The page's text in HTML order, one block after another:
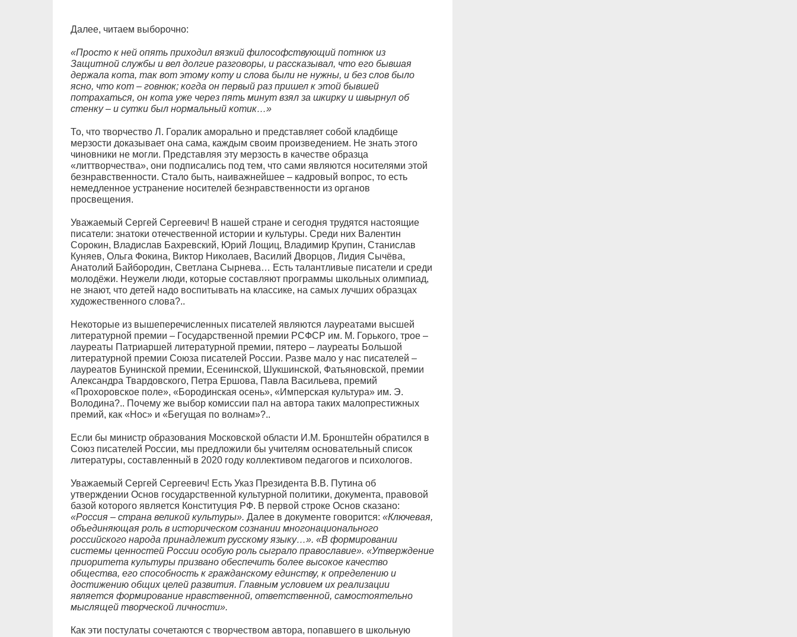
Далее, читаем выборочно:
«Просто к ней опять приходил вязкий философствующий потнюк из
Защитной службы и вел долгие разговоры, и рассказывал, что его бывшая
держала кота, так вот этому коту и слова были не нужны, и без слов было
ясно, что кот – говнюк; когда он первый раз пришел к этой бывшей
потрахаться, он кота уже через пять минут взял за шкирку и швырнул об
стенку – и сутки был нормальный котик…»
То, что творчество Л. Горалик аморально и представляет собой кладбище
мерзости доказывает она сама, каждым своим произведением. Не знать этого
чиновники не могли. Представляя эту мерзость в качестве образца
«литтворчества», они подписались под тем, что сами являются носителями этой
безнравственности. Стало быть, наиважнейшее – кадровый вопрос, то есть
немедленное устранение носителей безнравственности из органов
просвещения.
Уважаемый Сергей Сергеевич! В нашей стране и сегодня трудятся настоящие
писатели: знатоки отечественной истории и культуры. Среди них Валентин
Сорокин, Владислав Бахревский, Юрий Лощиц, Владимир Крупин, Станислав
Куняев, Ольга Фокина, Виктор Николаев, Василий Дворцов, Лидия Сычёва,
Анатолий Байбородин, Светлана Сырнева… Есть талантливые писатели и среди
молодёжи. Неужели люди, которые составляют программы школьных олимпиад,
не знают, что детей надо воспитывать на классике, на самых лучших образцах
художественного слова?..
Некоторые из вышеперечисленных писателей являются лауреатами высшей
литературной премии – Государственной премии РСФСР им. М. Горького, трое –
лауреаты Патриаршей литературной премии, пятеро – лауреаты Большой
литературной премии Союза писателей России. Разве мало у нас писателей –
лауреатов Бунинской премии, Есенинской, Шукшинской, Фатьяновской, премии
Александра Твардовского, Петра Ершова, Павла Васильева, премий
«Прохоровское поле», «Бородинская осень», «Имперская культура» им. Э.
Володина?.. Почему же выбор комиссии пал на автора таких малопрестижных
премий, как «Нос» и «Бегущая по волнам»?..
Если бы министр образования Московской области И.М. Бронштейн обратился в
Союз писателей России, мы предложили бы учителям основательный список
литературы, составленный в 2020 году коллективом педагогов и психологов.
Уважаемый Сергей Сергеевич! Есть Указ Президента В.В. Путина об
утверждении Основ государственной культурной политики, документа, правовой
базой которого является Конституция РФ. В первой строке Основ сказано:
«Россия – страна великой культуры». Далее в документе говорится: «Ключевая,
объединяющая роль в историческом сознании многонационального
российского народа принадлежит русскому языку…». «В формировании
системы ценностей России особую роль сыграло православие». «Утверждение
приоритета культуры призвано обеспечить более высокое качество
общества, его способность к гражданскому единству, к определению и
достижению общих целей развития. Главным условием их реализации
является формирование нравственной, ответственной, самостоятельно
мыслящей творческой личности».
Как эти постулаты сочетаются с творчеством автора, попавшего в школьную